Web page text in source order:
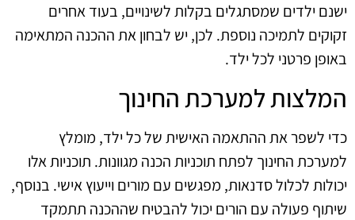
ישנם ילדים שמסתגלים בקלות לשינויים, בעוד אחרים
זקוקים לתמיכה נוספת. לכן, יש לבחון את ההכנה המתאימה
באופן פרטני לכל ילד.
המלצות למערכת החינוך
כדי לשפר את ההתאמה האישית של כל ילד, מומלץ
למערכת החינוך לפתח תוכניות הכנה מגוונות. תוכניות אלו
יכולות לכלול סדנאות, מפגשים עם מורים וייעוץ אישי. בנוסף,
שיתוף פעולה עם הורים יכול להבטיח שההכנה תתמקד